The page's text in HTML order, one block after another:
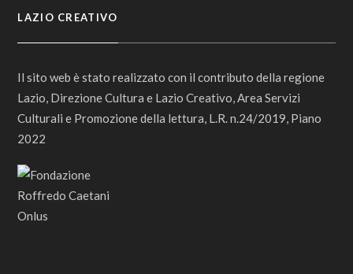
LAZIO CREATIVO
Il sito web è stato realizzato con il contributo della regione
Lazio, Direzione Cultura e Lazio Creativo, Area Servizi
Culturali e Promozione della lettura, L.R. n.24/2019, Piano
2022